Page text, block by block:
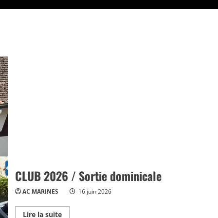
CLUB 2026 / Sortie dominicale
AC MARINES 16 juin 2026
Lire la suiteRead